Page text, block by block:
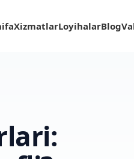
XizmatlarLoyihalarBlog